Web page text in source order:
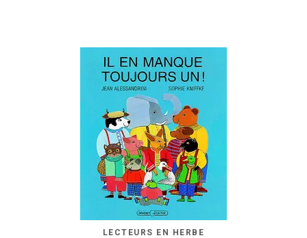
LECTEURS EN HERBE